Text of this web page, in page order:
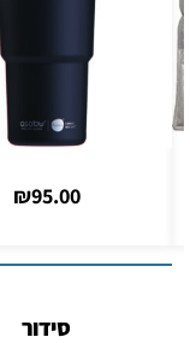
₪95.00
סידור